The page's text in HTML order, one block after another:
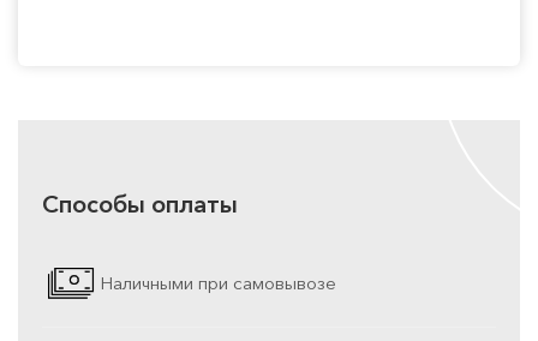
Способы оплаты
Наличными при самовывозе